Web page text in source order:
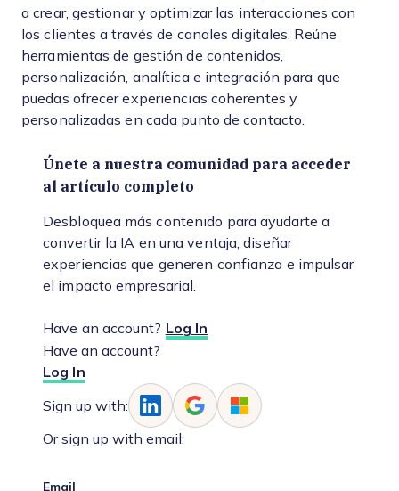
a crear, gestionar y optimizar las interacciones con
los clientes a través de canales digitales. Reúne
herramientas de gestión de contenidos,
personalización, analítica e integración para que
puedas ofrecer experiencias coherentes y
personalizadas en cada punto de contacto.
Únete a nuestra comunidad para acceder
al artículo completo
Desbloquea más contenido para ayudarte a
convertir la IA en una ventaja, diseñar
experiencias que generen confianza e impulsar
el impacto empresarial.
Have an account? Log In
Have an account?
Log In
Sign up with:
Or sign up with email:
Email